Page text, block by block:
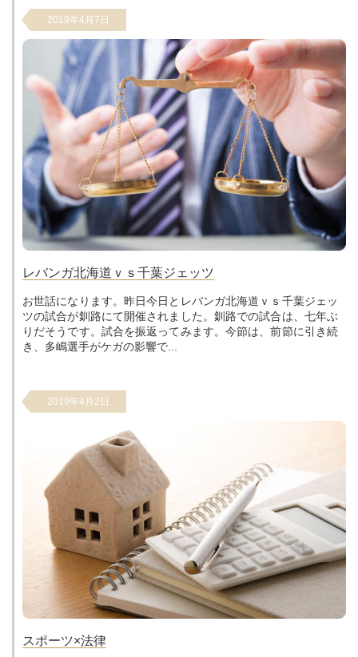
2019年4月7日
レバンガ北海道ｖｓ千葉ジェッツ
お世話になります。昨日今日とレバンガ北海道ｖｓ千葉ジェッ
ツの試合が釧路にて開催されました。釧路での試合は、七年ぶ
りだそうです。試合を振返ってみます。今節は、前節に引き続
き、多嶋選手がケガの影響で...
2019年4月2日
スポーツ×法律